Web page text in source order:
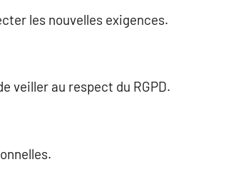
les nouvelles exigences.
veiller au respect du RGPD.